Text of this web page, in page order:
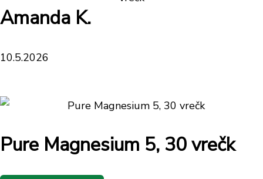
Amanda K.
10.5.2026
Pure Magnesium 5, 30 vrečk